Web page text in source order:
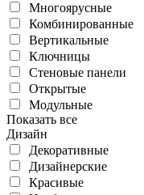
Многоярусные
Комбинированные
Вертикальные
Ключницы
Стеновые панели
Открытые
Модульные
Показать все
Дизайн
Декоративные
Дизайнерские
Красивые